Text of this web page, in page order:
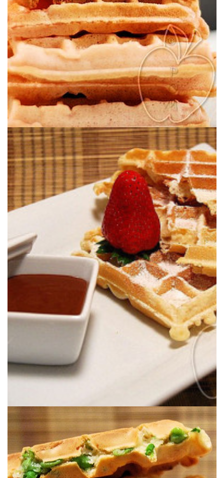
GOFRES DE BISCUITS ROSES DE
REIMS
GOFRES CASEROS CON MASA MADRE
Unos gofres de masa madre con el toque tan especial de la harina de
arroz.